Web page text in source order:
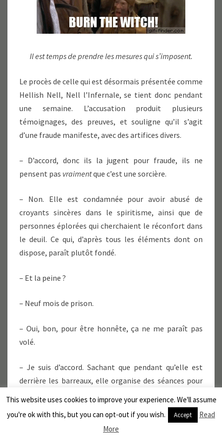
Il est temps de prendre les mesures qui s’imposent.
Le procès de celle qui est désormais présentée comme
Hellish Nell, Nell l’Infernale, se tient donc pendant
une semaine. L’accusation produit plusieurs
témoignages, des preuves, et souligne qu’il s’agit
d’une fraude manifeste, avec des artifices divers.
– D’accord, donc ils la jugent pour fraude, ils ne
pensent pas vraimentque c’est une sorcière.
– Non. Elle est condamnée pour avoir abusé de
croyants sincères dans le spiritisme, ainsi que de
personnes éplorées qui cherchaient le réconfort dans
le deuil. Ce qui, d’après tous les éléments dont on
dispose, paraît plutôt fondé.
– Et la peine ?
– Neuf mois de prison.
– Oui, bon, pour être honnête, ça ne me paraît pas
volé.
– Je suis d’accord. Sachant que pendant qu’elle est
derrière les barreaux, elle organise des séances pour
libérée, elle…reprend ses activités. D’autant plus que
certains pensent maintenant qu’elle est
effectivement
This website uses cookies to improve your experience. We'll assume
you're ok with this, but you can opt-out if you wish.
Accept
Read
More